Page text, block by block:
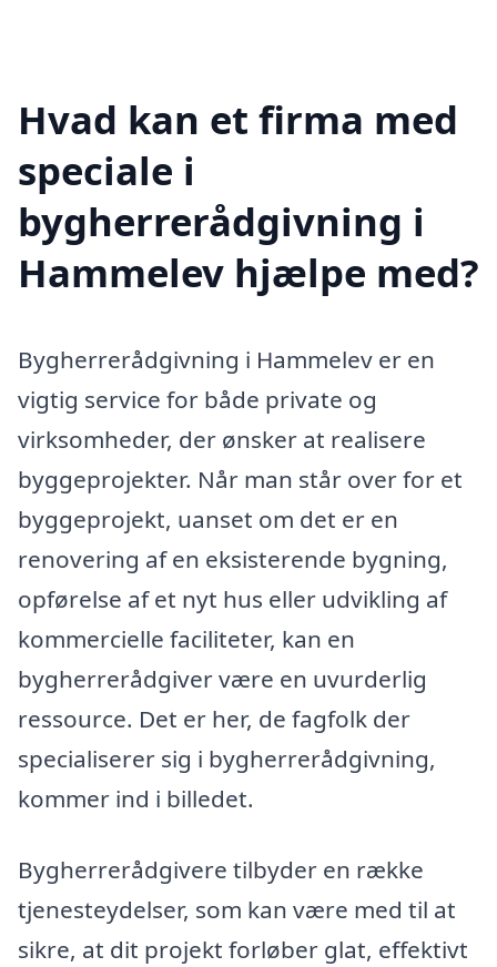
Hvad kan et firma med
speciale i
bygherrerådgivning i
Hammelev hjælpe med?
Bygherrerådgivning i Hammelev er en
vigtig service for både private og
virksomheder, der ønsker at realisere
byggeprojekter. Når man står over for et
byggeprojekt, uanset om det er en
renovering af en eksisterende bygning,
opførelse af et nyt hus eller udvikling af
kommercielle faciliteter, kan en
bygherrerådgiver være en uvurderlig
ressource. Det er her, de fagfolk der
specialiserer sig i bygherrerådgivning,
kommer ind i billedet.
Bygherrerådgivere tilbyder en række
tjenesteydelser, som kan være med til at
sikre, at dit projekt forløber glat, effektivt